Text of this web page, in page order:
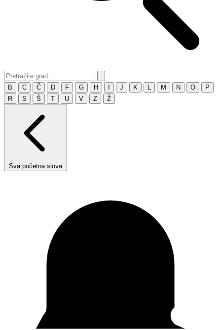
B C Č D F G H J K M N O
P
R
S Š T U V Z Ž
Sva početna slova